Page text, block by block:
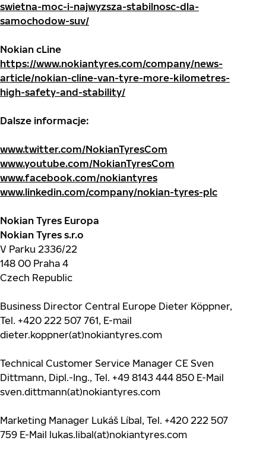
swietna-moc-i-najwyzsza-stabilnosc-dla-
samochodow-suv/
Nokian cLine
https://www.nokiantyres.com/company/news-
article/nokian-cline-van-tyre-more-kilometres-
high-safety-and-stability/
Dalsze informacje:
www.twitter.com/NokianTyresCom
www.youtube.com/NokianTyresCom
www.facebook.com/nokiantyres
www.linkedin.com/company/nokian-tyres-plc
Nokian Tyres Europa
Nokian Tyres s.r.o
V Parku 2336/22
148 00 Praha 4
Czech Republic
Business Director Central Europe Dieter Köppner,
Tel. +420 222 507 761, E-mail
dieter.koppner(at)nokiantyres.com
Technical Customer Service Manager CE Sven
Dittmann, Dipl.-Ing., Tel. +49 8143 444 850 E-Mail
sven.dittmann(at)nokiantyres.com
Marketing Manager Lukáš Líbal, Tel. +420 222 507
759 E-Mail lukas.libal(at)nokiantyres.com